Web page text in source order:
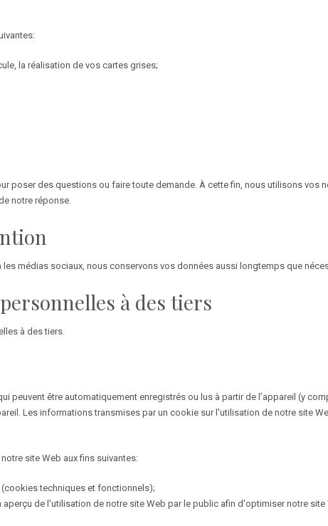
la réalisation de vos cartes grises;
poser des questions ou faire toute demande. À cette fin, nous utilisons
notre réponse.
les médias sociaux, nous conservons vos données aussi longtemps que
à des tiers
à des tiers.
peuvent être automatiquement enregistrés ou lus à partir de l’appareil (y
Les informations transmises par un cookie sur l'utilisation de notre site
site Web aux fins suivantes:
techniques et fonctionnels);
de l'utilisation de notre site Web par le public afin d'optimiser notre